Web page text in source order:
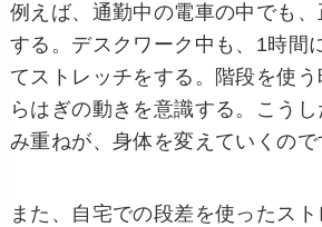
例えば、通勤中の電車の中でも
する。デスクワーク中も、1時間
てストレッチをする。階段を使う
らはぎの動きを意識する。こう
み重ねが、身体を変えていくので
また、自宅での段差を使ったス